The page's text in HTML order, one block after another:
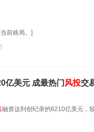
前格局。]
亿美元 成最热门 风投交
融资达到创纪录的6210亿美元，